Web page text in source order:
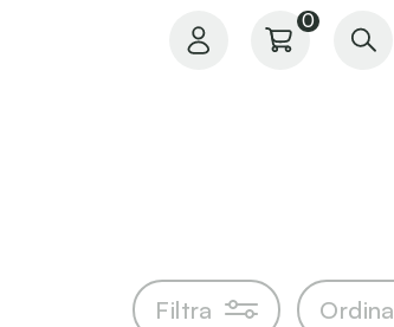
Il mio profilo
0
Filtra Ordina